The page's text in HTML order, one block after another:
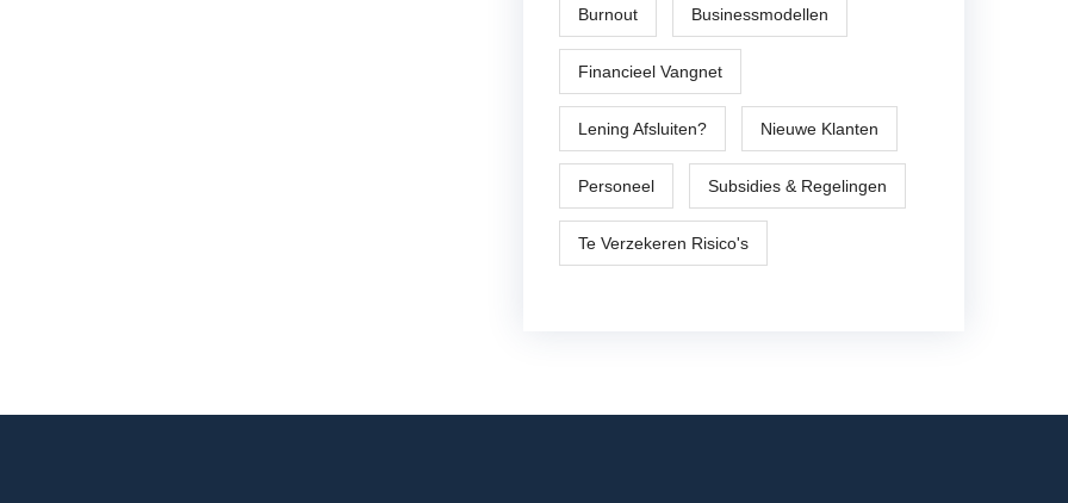
Burnout Businessmodellen
Financieel Vangnet
Lening Afsluiten? Nieuwe Klanten
Personeel Subsidies & Regelingen
Te Verzekeren Risico's